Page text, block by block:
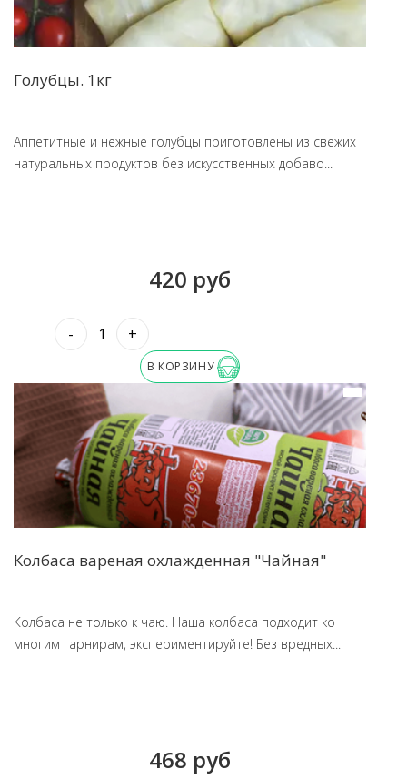
Голубцы. 1кг
Аппетитные и нежные голубцы приготовлены из свежих
натуральных продуктов без искусственных добаво...
420 руб
- +
В КОРЗИНУ
Колбаса вареная охлажденная "Чайная"
Колбаса не только к чаю. Наша колбаса подходит ко
многим гарнирам, экспериментируйте! Без вредных...
468 руб